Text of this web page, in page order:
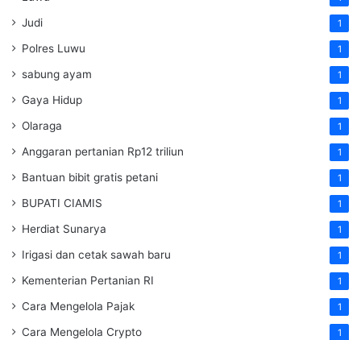
Judi 1
Polres Luwu 1
sabung ayam 1
Gaya Hidup 1
Olaraga 1
Anggaran pertanian Rp12 triliun 1
Bantuan bibit gratis petani 1
BUPATI CIAMIS 1
Herdiat Sunarya 1
Irigasi dan cetak sawah baru 1
Kementerian Pertanian RI 1
Cara Mengelola Pajak 1
Cara Mengelola Crypto 1